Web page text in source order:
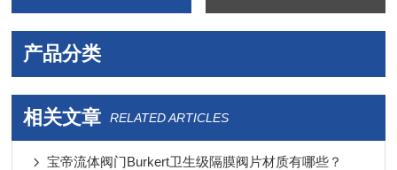
产品分类
相关文章 RELATED ARTICLES
宝帝流体阀门Burkert卫生级隔膜阀片材质有哪些？